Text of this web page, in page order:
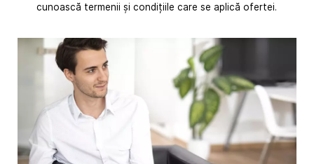
cunoască termenii și condițiile care se aplică ofertei.